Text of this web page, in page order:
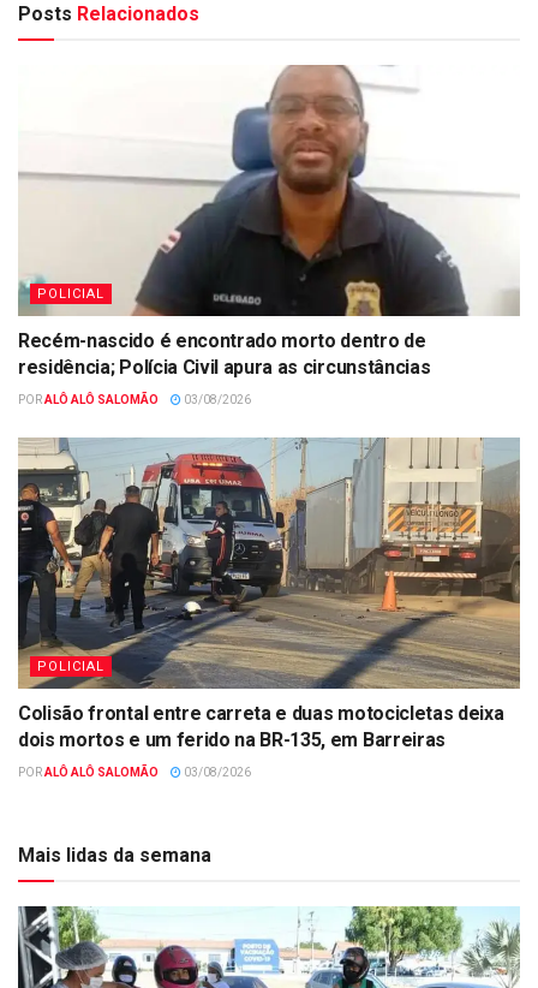
Posts Relacionados
POLICIAL
Recém-nascido é encontrado morto dentro de
residência; Polícia Civil apura as circunstâncias
PORALÔ ALÔ SALOMÃO 03/08/2026
POLICIAL
Colisão frontal entre carreta e duas motocicletas deixa
dois mortos e um ferido na BR-135, em Barreiras
PORALÔ ALÔ SALOMÃO 03/08/2026
Mais lidas da semana